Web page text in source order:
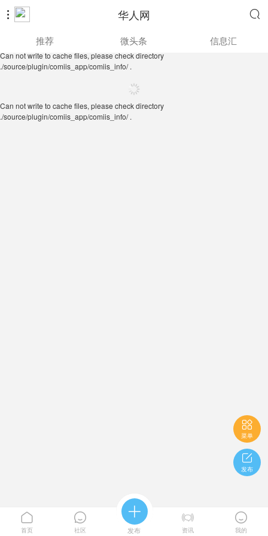
 华人网 
./source/plugin/comiis_app/comiis_info/ .
推荐 微头条 信息汇
Can not write to cache files, please check directory
./source/plugin/comiis_app/comiis_info/ .

菜单

发布

首页

社区

发布

资讯

我的
Can not write to cache files, please check directory
./source/plugin/comiis_app/comiis_info/ .